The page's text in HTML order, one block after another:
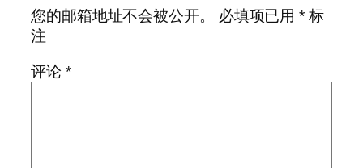
您的邮箱地址不会被公开。
必填项已用* 标
注
评论 *